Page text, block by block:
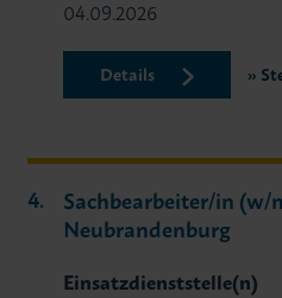
04.09.2026
Details
Sachbearbeiter/in
Neubrandenburg
Einsatzdienststelle(n)